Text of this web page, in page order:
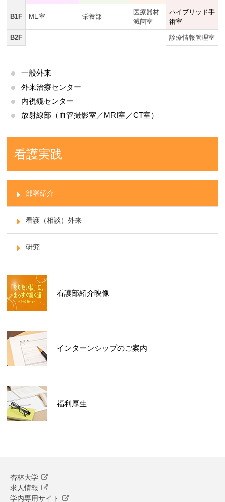
B1F ME室 栄養部
医療器材
滅菌室
ハイブリッド手
術室
B2F 診療情報管理室
一般外来
外来治療センター
内視鏡センター
放射線部（血管撮影室／MRI室／CT室）
看護実践
部署紹介
看護（相談）外来
研究
看護部紹介映像
インターンシップのご案内
福利厚生
杏林大学
求人情報
学内専用サイト